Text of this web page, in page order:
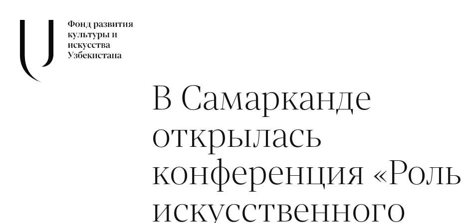
В Самарканде
открылась
конференция «Роль
искусственного